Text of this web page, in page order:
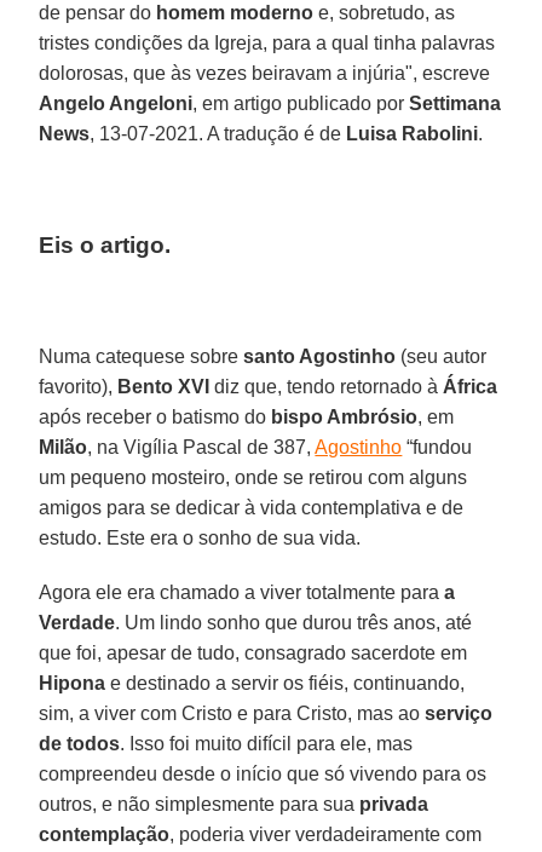
de pensar do homem moderno e, sobretudo, as
tristes condições da Igreja, para a qual tinha palavras
dolorosas, que às vezes beiravam a injúria", escreve
Angelo Angeloni, em artigo publicado porSettimana
News, 13-07-2021. A tradução é de Luisa Rabolini.
Eis o artigo.
Numa catequese sobresanto Agostinho (seu autor
favorito), Bento XVI diz que, tendo retornado à África
após receber o batismo do bispo Ambrósio, em
Milão, na Vigília Pascal de 387,Agostinho “fundou
um pequeno mosteiro, onde se retirou com alguns
amigos para se dedicar à vida contemplativa e de
estudo. Este era o sonho de sua vida.
Agora ele era chamado a viver totalmente paraa
Verdade. Um lindo sonho que durou três anos, até
que foi, apesar de tudo, consagrado sacerdote em
Hipona e destinado a servir os fiéis, continuando,
sim, a viver com Cristo e para Cristo, mas aoserviço
de todos. Isso foi muito difícil para ele, mas
compreendeu desde o início que só vivendo para os
outros, e não simplesmente para sua privada
contemplação, poderia viver verdadeiramente com